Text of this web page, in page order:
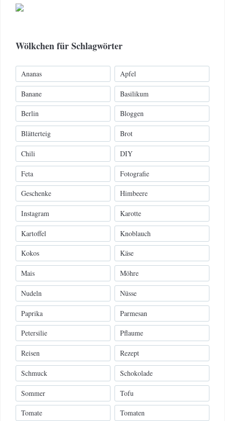
Wölkchen für Schlagwörter
Ananas Apfel
Banane Basilikum
Berlin Bloggen
Blätterteig Brot
Chili DIY
Feta Fotografie
Geschenke Himbeere
Instagram Karotte
Kartoffel Knoblauch
Kokos Käse
Mais Möhre
Nudeln Nüsse
Paprika Parmesan
Petersilie Pflaume
Reisen Rezept
Schmuck Schokolade
Sommer Tofu
Tomate Tomaten